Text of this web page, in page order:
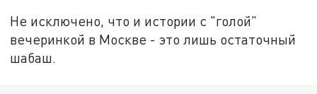
Не исключено, что и истории с "голой"
вечеринкой в Москве - это лишь остаточный
шабаш.